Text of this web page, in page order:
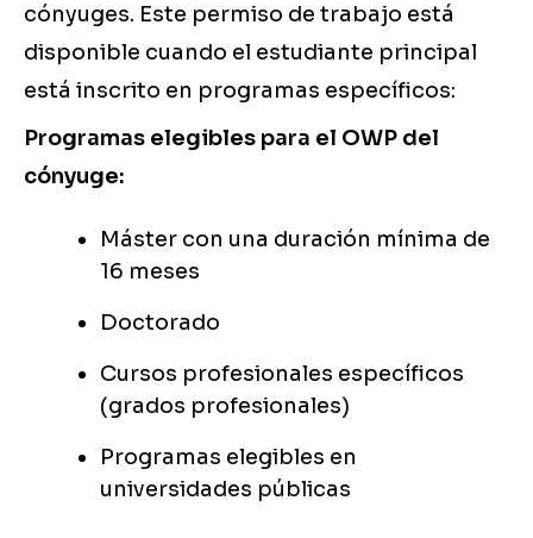
cónyuges. Este permiso de trabajo está
disponible cuando el estudiante principal
está inscrito en programas específicos:
Programas elegibles para el OWP del
cónyuge:
Máster con una duración mínima de
16 meses
Doctorado
Cursos profesionales específicos
(grados profesionales)
Programas elegibles en
universidades públicas